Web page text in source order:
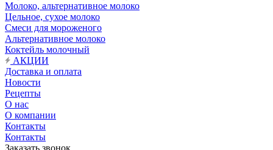
Молоко, альтернативное молоко
Цельное, сухое молоко
Смеси для мороженого
Альтернативное молоко
Коктейль молочный
АКЦИИ
Доставка и оплата
Новости
Рецепты
О нас
О компании
Контакты
Контакты
Заказать звонок